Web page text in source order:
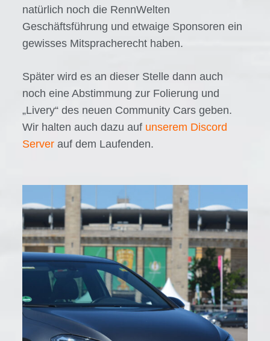
natürlich noch die RennWelten
Geschäftsführung und etwaige Sponsoren ein
gewisses Mitspracherecht haben.
Später wird es an dieser Stelle dann auch
noch eine Abstimmung zur Folierung und
„Livery“ des neuen Community Cars geben.
Wir halten auch dazu auf unserem Discord
Server auf dem Laufenden.